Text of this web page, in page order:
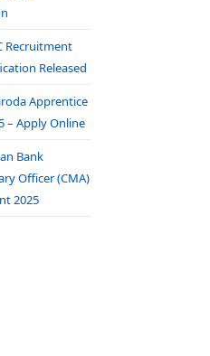
Recruitment
Released
Apprentice
– Apply Online
Bank
Officer (CMA)
2025